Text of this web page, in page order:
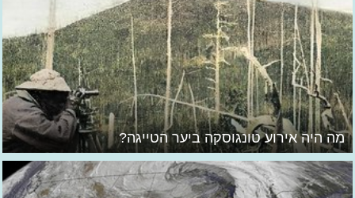
מה היה אירוע טונגוסקה ביער הטייגה?